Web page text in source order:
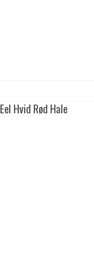
Eel Hvid Rød Hale